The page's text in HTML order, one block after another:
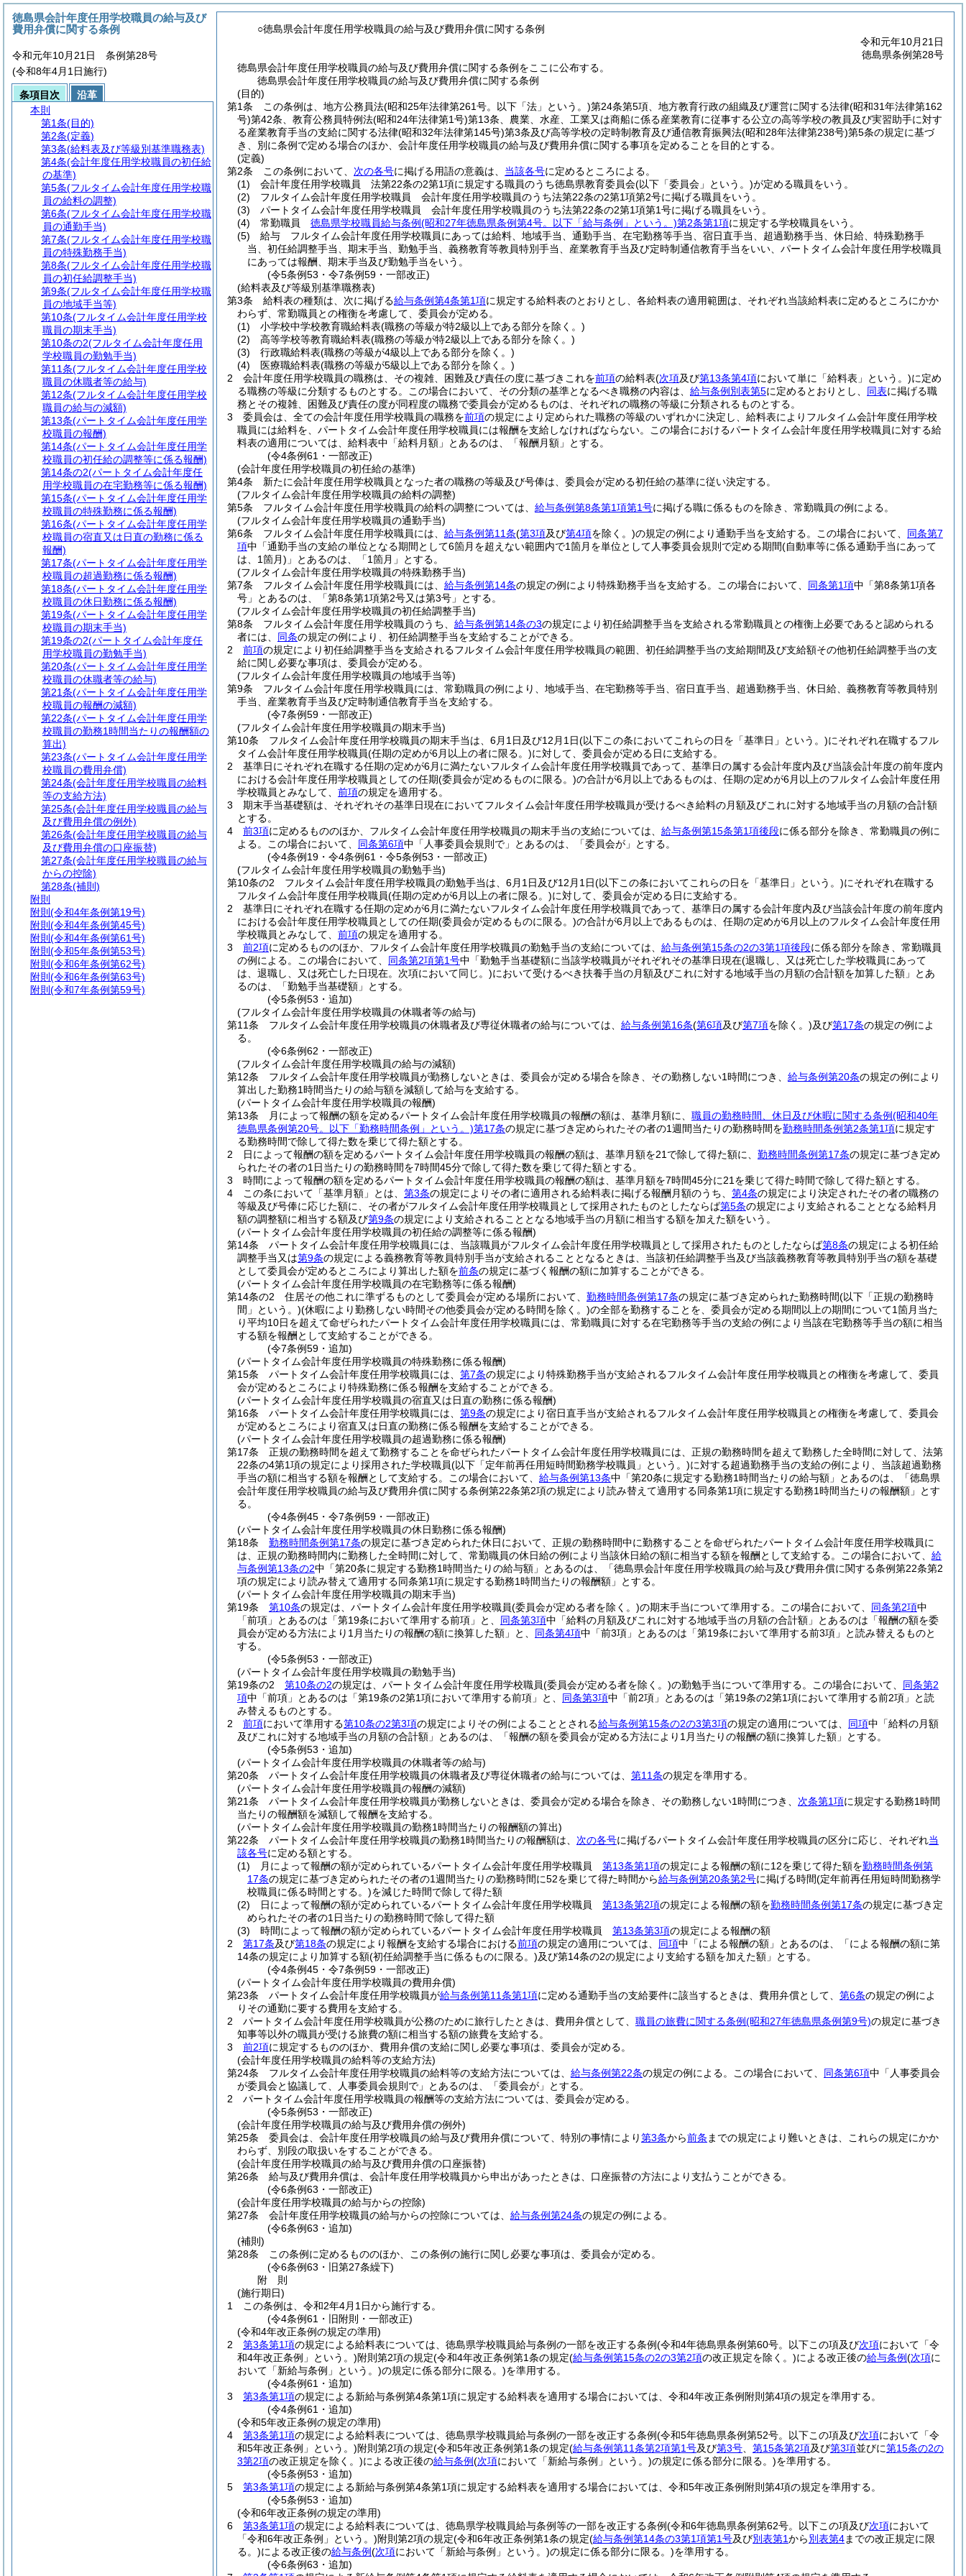
○徳島県会計年度任用学校職員の給与及び費用弁償に関する条例
令和元年10月21日
徳島県条例第28号
徳島県会計年度任用学校職員の給与及び費用弁償に関する条例をここに公布する。
徳島県会計年度任用学校職員の給与及び費用弁償に関する条例
(目的)
第1条
この条例は、地方公務員法(昭和25年法律第261号。以下「法」という。)第24条第5項、地方教育行政の組織及び運営に関する法律(昭和31年法律第162
号)第42条、教育公務員特例法(昭和24年法律第1号)第13条、農業、水産、工業又は商船に係る産業教育に従事する公立の高等学校の教員及び実習助手に対す
る産業教育手当の支給に関する法律(昭和32年法律第145号)第3条及び高等学校の定時制教育及び通信教育振興法(昭和28年法律第238号)第5条の規定に基づ
き、別に条例で定める場合のほか、会計年度任用学校職員の給与及び費用弁償に関する事項を定めることを目的とする。
(定義)
第2条
この条例において、 次の各号に掲げる用語の意義は、 当該各号に定めるところによる。
(1)
会計年度任用学校職員 法第22条の2第1項に規定する職員のうち徳島県教育委員会(以下「委員会」という。)が定める職員をいう。
(2)
フルタイム会計年度任用学校職員 会計年度任用学校職員のうち法第22条の2第1項第2号に掲げる職員をいう。
(3)
パートタイム会計年度任用学校職員 会計年度任用学校職員のうち法第22条の2第1項第1号に掲げる職員をいう。
(4)
常勤職員 徳島県学校職員給与条例(昭和27年徳島県条例第4号。以下「給与条例」という。)第2条第1項に規定する学校職員をいう。
(5)
給与 フルタイム会計年度任用学校職員にあっては給料、地域手当、通勤手当、在宅勤務等手当、宿日直手当、超過勤務手当、休日給、特殊勤務手
当、初任給調整手当、期末手当、勤勉手当、義務教育等教員特別手当、産業教育手当及び定時制通信教育手当をいい、パートタイム会計年度任用学校職員
にあっては報酬、期末手当及び勤勉手当をいう。
(令5条例53・令7条例59・一部改正)
(給料表及び等級別基準職務表)
第3条
給料表の種類は、次に掲げる給与条例第4条第1項に規定する給料表のとおりとし、各給料表の適用範囲は、それぞれ当該給料表に定めるところにかか
わらず、常勤職員との権衡を考慮して、委員会が定める。
(1)
小学校中学校教育職給料表(職務の等級が特2級以上である部分を除く。)
(2)
高等学校等教育職給料表(職務の等級が特2級以上である部分を除く。)
(3)
行政職給料表(職務の等級が4級以上である部分を除く。)
(4)
医療職給料表(職務の等級が5級以上である部分を除く。)
2
会計年度任用学校職員の職務は、その複雑、困難及び責任の度に基づきこれを前項の給料表(次項及び第13条第4項において単に「給料表」という。)に定め
る職務の等級に分類するものとする。
この場合において、その分類の基準となるべき職務の内容は、 給与条例別表第5に定めるとおりとし、 同表に掲げる職
務とその複雑、困難及び責任の度が同程度の職務で委員会が定めるものは、それぞれの職務の等級に分類されるものとする。
3
委員会は、全ての会計年度任用学校職員の職務を前項の規定により定められた職務の等級のいずれかに決定し、給料表によりフルタイム会計年度任用学校
職員には給料を、パートタイム会計年度任用学校職員には報酬を支給しなければならない。
この場合におけるパートタイム会計年度任用学校職員に対する給
料表の適用については、給料表中「給料月額」とあるのは、「報酬月額」とする。
(令4条例61・一部改正)
(会計年度任用学校職員の初任給の基準)
第4条
新たに会計年度任用学校職員となった者の職務の等級及び号俸は、委員会が定める初任給の基準に従い決定する。
(フルタイム会計年度任用学校職員の給料の調整)
第5条
フルタイム会計年度任用学校職員の給料の調整については、 給与条例第8条第1項第1号に掲げる職に係るものを除き、常勤職員の例による。
(フルタイム会計年度任用学校職員の通勤手当)
第6条
フルタイム会計年度任用学校職員には、 給与条例第11条(第3項及び第4項を除く。)の規定の例により通勤手当を支給する。 この場合において、 同条第7
項中「通勤手当の支給の単位となる期間として6箇月を超えない範囲内で1箇月を単位として人事委員会規則で定める期間(自動車等に係る通勤手当にあって
は、1箇月) 」とあるのは、「1箇月」とする。
(フルタイム会計年度任用学校職員の特殊勤務手当)
第7条
フルタイム会計年度任用学校職員には、 給与条例第14条の規定の例により特殊勤務手当を支給する。 この場合において、 同条第1項中「第8条第1項各
号」とあるのは、「第8条第1項第2号又は第3号」とする。
(フルタイム会計年度任用学校職員の初任給調整手当)
第8条
フルタイム会計年度任用学校職員のうち、 給与条例第14条の3の規定により初任給調整手当を支給される常勤職員との権衡上必要であると認められる
者には、 同条の規定の例により、初任給調整手当を支給することができる。
2
前項の規定により初任給調整手当を支給されるフルタイム会計年度任用学校職員の範囲、初任給調整手当の支給期間及び支給額その他初任給調整手当の支
給に関し必要な事項は、委員会が定める。
(フルタイム会計年度任用学校職員の地域手当等)
第9条
フルタイム会計年度任用学校職員には、常勤職員の例により、地域手当、在宅勤務等手当、宿日直手当、超過勤務手当、休日給、義務教育等教員特別
手当、産業教育手当及び定時制通信教育手当を支給する。
(令7条例59・一部改正)
(フルタイム会計年度任用学校職員の期末手当)
第10条
フルタイム会計年度任用学校職員の期末手当は、6月1日及び12月1日(以下この条においてこれらの日を「基準日」という。)にそれぞれ在職するフル
タイム会計年度任用学校職員(任期の定めが6月以上の者に限る。)に対して、委員会が定める日に支給する。
2
基準日にそれぞれ在職する任期の定めが6月に満たないフルタイム会計年度任用学校職員であって、基準日の属する会計年度内及び当該会計年度の前年度内
における会計年度任用学校職員としての任期(委員会が定めるものに限る。)の合計が6月以上であるものは、任期の定めが6月以上のフルタイム会計年度任用
学校職員とみなして、 前項の規定を適用する。
3
期末手当基礎額は、それぞれその基準日現在においてフルタイム会計年度任用学校職員が受けるべき給料の月額及びこれに対する地域手当の月額の合計額
とする。
4
前3項に定めるもののほか、フルタイム会計年度任用学校職員の期末手当の支給については、 給与条例第15条第1項後段に係る部分を除き、常勤職員の例に
よる。
この場合において、 同条第6項中「人事委員会規則で」とあるのは、「委員会が」とする。
(令4条例19・令4条例61・令5条例53・一部改正)
(フルタイム会計年度任用学校職員の勤勉手当)
第10条の2
フルタイム会計年度任用学校職員の勤勉手当は、6月1日及び12月1日(以下この条においてこれらの日を「基準日」という。)にそれぞれ在職する
フルタイム会計年度任用学校職員(任期の定めが6月以上の者に限る。)に対して、委員会が定める日に支給する。
2
基準日にそれぞれ在職する任期の定めが6月に満たないフルタイム会計年度任用学校職員であって、基準日の属する会計年度内及び当該会計年度の前年度内
における会計年度任用学校職員としての任期(委員会が定めるものに限る。)の合計が6月以上であるものは、任期の定めが6月以上のフルタイム会計年度任用
学校職員とみなして、 前項の規定を適用する。
3
前2項に定めるもののほか、フルタイム会計年度任用学校職員の勤勉手当の支給については、 給与条例第15条の2の3第1項後段に係る部分を除き、常勤職員
の例による。
この場合において、 同条第2項第1号中「勤勉手当基礎額に当該学校職員がそれぞれその基準日現在(退職し、又は死亡した学校職員にあって
は、退職し、又は死亡した日現在。次項において同じ。)において受けるべき扶養手当の月額及びこれに対する地域手当の月額の合計額を加算した額」とあ
るのは、「勤勉手当基礎額」とする。
(令5条例53・追加)
(フルタイム会計年度任用学校職員の休職者等の給与)
第11条
フルタイム会計年度任用学校職員の休職者及び専従休職者の給与については、 給与条例第16条(第6項及び第7項を除く。)及び第17条の規定の例によ
る。
(令6条例62・一部改正)
(フルタイム会計年度任用学校職員の給与の減額)
第12条
フルタイム会計年度任用学校職員が勤務しないときは、委員会が定める場合を除き、その勤務しない1時間につき、 給与条例第20条の規定の例により
算出した勤務1時間当たりの給与額を減額して給与を支給する。
(パートタイム会計年度任用学校職員の報酬)
第13条
月によって報酬の額を定めるパートタイム会計年度任用学校職員の報酬の額は、基準月額に、 職員の勤務時間、休日及び休暇に関する条例(昭和40年
徳島県条例第20号。以下「勤務時間条例」という。)第17条の規定に基づき定められたその者の1週間当たりの勤務時間を勤務時間条例第2条第1項に規定す
る勤務時間で除して得た数を乗じて得た額とする。
2
日によって報酬の額を定めるパートタイム会計年度任用学校職員の報酬の額は、基準月額を21で除して得た額に、 勤務時間条例第17条の規定に基づき定め
られたその者の1日当たりの勤務時間を7時間45分で除して得た数を乗じて得た額とする。
3
時間によって報酬の額を定めるパートタイム会計年度任用学校職員の報酬の額は、基準月額を7時間45分に21を乗じて得た時間で除して得た額とする。
4
この条において「基準月額」とは、 第3条の規定によりその者に適用される給料表に掲げる報酬月額のうち、 第4条の規定により決定されたその者の職務の
等級及び号俸に応じた額に、その者がフルタイム会計年度任用学校職員として採用されたものとしたならば第5条の規定により支給されることとなる給料月
額の調整額に相当する額及び第9条の規定により支給されることとなる地域手当の月額に相当する額を加えた額をいう。
(パートタイム会計年度任用学校職員の初任給の調整等に係る報酬)
第14条
パートタイム会計年度任用学校職員には、当該職員がフルタイム会計年度任用学校職員として採用されたものとしたならば第8条の規定による初任給
調整手当又は第9条の規定による義務教育等教員特別手当が支給されることとなるときは、当該初任給調整手当及び当該義務教育等教員特別手当の額を基礎
として委員会が定めるところにより算出した額を前条の規定に基づく報酬の額に加算することができる。
(パートタイム会計年度任用学校職員の在宅勤務等に係る報酬)
第14条の2
住居その他これに準ずるものとして委員会が定める場所において、 勤務時間条例第17条の規定に基づき定められた勤務時間(以下「正規の勤務時
間」という。)(休暇により勤務しない時間その他委員会が定める時間を除く。)の全部を勤務することを、委員会が定める期間以上の期間について1箇月当た
り平均10日を超えて命ぜられたパートタイム会計年度任用学校職員には、常勤職員に対する在宅勤務等手当の支給の例により当該在宅勤務等手当の額に相当
する額を報酬として支給することができる。
(令7条例59・追加)
(パートタイム会計年度任用学校職員の特殊勤務に係る報酬)
第15条
パートタイム会計年度任用学校職員には、 第7条の規定により特殊勤務手当が支給されるフルタイム会計年度任用学校職員との権衡を考慮して、委員
会が定めるところにより特殊勤務に係る報酬を支給することができる。
(パートタイム会計年度任用学校職員の宿直又は日直の勤務に係る報酬)
第16条
パートタイム会計年度任用学校職員には、 第9条の規定により宿日直手当が支給されるフルタイム会計年度任用学校職員との権衡を考慮して、委員会
が定めるところにより宿直又は日直の勤務に係る報酬を支給することができる。
(パートタイム会計年度任用学校職員の超過勤務に係る報酬)
第17条
正規の勤務時間を超えて勤務することを命ぜられたパートタイム会計年度任用学校職員には、正規の勤務時間を超えて勤務した全時間に対して、法第
22条の4第1項の規定により採用された学校職員(以下「定年前再任用短時間勤務学校職員」という。)に対する超過勤務手当の支給の例により、当該超過勤務
手当の額に相当する額を報酬として支給する。
この場合において、 給与条例第13条中「第20条に規定する勤務1時間当たりの給与額」とあるのは、「徳島県
会計年度任用学校職員の給与及び費用弁償に関する条例第22条第2項の規定により読み替えて適用する同条第1項に規定する勤務1時間当たりの報酬額」とす
る。
(令4条例45・令7条例59・一部改正)
(パートタイム会計年度任用学校職員の休日勤務に係る報酬)
第18条
勤務時間条例第17条の規定に基づき定められた休日において、正規の勤務時間中に勤務することを命ぜられたパートタイム会計年度任用学校職員に
は、正規の勤務時間内に勤務した全時間に対して、常勤職員の休日給の例により当該休日給の額に相当する額を報酬として支給する。
この場合において、 給
与条例第13条の2中「第20条に規定する勤務1時間当たりの給与額」とあるのは、「徳島県会計年度任用学校職員の給与及び費用弁償に関する条例第22条第2
項の規定により読み替えて適用する同条第1項に規定する勤務1時間当たりの報酬額」とする。
(パートタイム会計年度任用学校職員の期末手当)
第19条
第10条の規定は、パートタイム会計年度任用学校職員(委員会が定める者を除く。)の期末手当について準用する。 この場合において、 同条第2項中
「前項」とあるのは「第19条において準用する前項」と、 同条第3項中「給料の月額及びこれに対する地域手当の月額の合計額」とあるのは「報酬の額を委
員会が定める方法により1月当たりの報酬の額に換算した額」と、 同条第4項中「前3項」とあるのは「第19条において準用する前3項」と読み替えるものと
する。
(令5条例53・一部改正)
(パートタイム会計年度任用学校職員の勤勉手当)
第19条の2
第10条の2の規定は、パートタイム会計年度任用学校職員(委員会が定める者を除く。)の勤勉手当について準用する。 この場合において、 同条第2
項中「前項」とあるのは「第19条の2第1項において準用する前項」と、 同条第3項中「前2項」とあるのは「第19条の2第1項において準用する前2項」と読
み替えるものとする。
2
前項において準用する第10条の2第3項の規定によりその例によることとされる給与条例第15条の2の3第3項の規定の適用については、 同項中「給料の月額
及びこれに対する地域手当の月額の合計額」とあるのは、「報酬の額を委員会が定める方法により1月当たりの報酬の額に換算した額」とする。
(令5条例53・追加)
(パートタイム会計年度任用学校職員の休職者等の給与)
第20条
パートタイム会計年度任用学校職員の休職者及び専従休職者の給与については、 第11条の規定を準用する。
(パートタイム会計年度任用学校職員の報酬の減額)
第21条
パートタイム会計年度任用学校職員が勤務しないときは、委員会が定める場合を除き、その勤務しない1時間につき、 次条第1項に規定する勤務1時間
当たりの報酬額を減額して報酬を支給する。
(パートタイム会計年度任用学校職員の勤務1時間当たりの報酬額の算出)
第22条
パートタイム会計年度任用学校職員の勤務1時間当たりの報酬額は、 次の各号に掲げるパートタイム会計年度任用学校職員の区分に応じ、それぞれ当
該各号に定める額とする。
(1)
月によって報酬の額が定められているパートタイム会計年度任用学校職員 第13条第1項の規定による報酬の額に12を乗じて得た額を勤務時間条例第
17条の規定に基づき定められたその者の1週間当たりの勤務時間に52を乗じて得た時間から給与条例第20条第2号に掲げる時間(定年前再任用短時間勤務学
校職員に係る時間とする。)を減じた時間で除して得た額
(2)
日によって報酬の額が定められているパートタイム会計年度任用学校職員 第13条第2項の規定による報酬の額を勤務時間条例第17条の規定に基づき定
められたその者の1日当たりの勤務時間で除して得た額
(3)
時間によって報酬の額が定められているパートタイム会計年度任用学校職員 第13条第3項の規定による報酬の額
2
第17条及び第18条の規定により報酬を支給する場合における前項の規定の適用については、 同項中「による報酬の額」とあるのは、「による報酬の額に第
14条の規定により加算する額(初任給調整手当に係るものに限る。)及び第14条の2の規定により支給する額を加えた額」とする。
(令4条例45・令7条例59・一部改正)
(パートタイム会計年度任用学校職員の費用弁償)
第23条
パートタイム会計年度任用学校職員が給与条例第11条第1項に定める通勤手当の支給要件に該当するときは、費用弁償として、 第6条の規定の例によ
りその通勤に要する費用を支給する。
2
パートタイム会計年度任用学校職員が公務のために旅行したときは、費用弁償として、 職員の旅費に関する条例(昭和27年徳島県条例第9号)の規定に基づき
知事等以外の職員が受ける旅費の額に相当する額の旅費を支給する。
3
前2項に規定するもののほか、費用弁償の支給に関し必要な事項は、委員会が定める。
(会計年度任用学校職員の給料等の支給方法)
第24条
フルタイム会計年度任用学校職員の給料等の支給方法については、 給与条例第22条の規定の例による。 この場合において、 同条第6項中「人事委員会
が委員会と協議して、人事委員会規則で」とあるのは、「委員会が」とする。
2
パートタイム会計年度任用学校職員の報酬等の支給方法については、委員会が定める。
(令5条例53・一部改正)
(会計年度任用学校職員の給与及び費用弁償の例外)
第25条
委員会は、会計年度任用学校職員の給与及び費用弁償について、特別の事情により第3条から前条 までの規定により難いときは、これらの規定にかか
わらず、別段の取扱いをすることができる。
(会計年度任用学校職員の給与及び費用弁償の口座振替)
第26条
給与及び費用弁償は、会計年度任用学校職員から申出があったときは、口座振替の方法により支払うことができる。
(令6条例63・一部改正)
(会計年度任用学校職員の給与からの控除)
第27条
会計年度任用学校職員の給与からの控除については、 給与条例第24条の規定の例による。
(令6条例63・追加)
(補則)
第28条
この条例に定めるもののほか、この条例の施行に関し必要な事項は、委員会が定める。
(令6条例63・旧第27条繰下)
附 則
(施行期日)
1
この条例は、令和2年4月1日から施行する。
(令4条例61・旧附則・一部改正)
(令和4年改正条例の規定の準用)
2
第3条第1項の規定による給料表については、徳島県学校職員給与条例の一部を改正する条例(令和4年徳島県条例第60号。以下この項及び次項において「令
和4年改正条例」という。)附則第2項の規定(令和4年改正条例第1条の規定(給与条例第15条の2の3第2項の改正規定を除く。)による改正後の給与条例(次項に
おいて「新給与条例」という。)の規定に係る部分に限る。)を準用する。
(令4条例61・追加)
3
第3条第1項の規定による新給与条例第4条第1項に規定する給料表を適用する場合においては、令和4年改正条例附則第4項の規定を準用する。
(令4条例61・追加)
(令和5年改正条例の規定の準用)
4
第3条第1項の規定による給料表については、徳島県学校職員給与条例の一部を改正する条例(令和5年徳島県条例第52号。以下この項及び次項において「令
和5年改正条例」という。)附則第2項の規定(令和5年改正条例第1条の規定(給与条例第11条第2項第1号及び第3号 第15条第2項及び第3項並びに第15条の2の
3第2項の改正規定を除く。)による改正後の給与条例(次項において「新給与条例」という。)の規定に係る部分に限る。)を準用する。
(令5条例53・追加)
5
第3条第1項の規定による新給与条例第4条第1項に規定する給料表を適用する場合においては、令和5年改正条例附則第4項の規定を準用する。
(令5条例53・追加)
(令和6年改正条例の規定の準用)
6
第3条第1項の規定による給料表については、徳島県学校職員給与条例等の一部を改正する条例(令和6年徳島県条例第62号。以下この項及び次項において
「令和6年改正条例」という。)附則第2項の規定(令和6年改正条例第1条の規定(給与条例第14条の3第1項第1号及び別表第1から別表第4までの改正規定に限
る。)による改正後の給与条例(次項において「新給与条例」という。)の規定に係る部分に限る。)を準用する。
(令6条例63・追加)
徳島県会計年度任用学校職員の給与及び
費用弁償に関する条例
令和元年10月21日 条例第28号
(令和8年4月1日施行)
条項目次
沿革
本則
第1条(目的)
第2条(定義)
第3条(給料表及び等級別基準職務表)
第4条(会計年度任用学校職員の初任給
の基準)
第5条(フルタイム会計年度任用学校職
員の給料の調整)
第6条(フルタイム会計年度任用学校職
員の通勤手当)
第7条(フルタイム会計年度任用学校職
員の特殊勤務手当)
第8条(フルタイム会計年度任用学校職
員の初任給調整手当)
第9条(フルタイム会計年度任用学校職
員の地域手当等)
第10条(フルタイム会計年度任用学校
職員の期末手当)
第10条の2(フルタイム会計年度任用
学校職員の勤勉手当)
第11条(フルタイム会計年度任用学校
職員の休職者等の給与)
第12条(フルタイム会計年度任用学校
職員の給与の減額)
第13条(パートタイム会計年度任用学
校職員の報酬)
第14条(パートタイム会計年度任用学
校職員の初任給の調整等に係る報酬)
第14条の2(パートタイム会計年度任
用学校職員の在宅勤務等に係る報酬)
第15条(パートタイム会計年度任用学
校職員の特殊勤務に係る報酬)
第16条(パートタイム会計年度任用学
校職員の宿直又は日直の勤務に係る
報酬)
第17条(パートタイム会計年度任用学
校職員の超過勤務に係る報酬)
第18条(パートタイム会計年度任用学
校職員の休日勤務に係る報酬)
第19条(パートタイム会計年度任用学
校職員の期末手当)
第19条の2(パートタイム会計年度任
用学校職員の勤勉手当)
第20条(パートタイム会計年度任用学
校職員の休職者等の給与)
第21条(パートタイム会計年度任用学
校職員の報酬の減額)
第22条(パートタイム会計年度任用学
校職員の勤務1時間当たりの報酬額の
算出)
第23条(パートタイム会計年度任用学
校職員の費用弁償)
第24条(会計年度任用学校職員の給料
等の支給方法)
第25条(会計年度任用学校職員の給与
及び費用弁償の例外)
第26条(会計年度任用学校職員の給与
及び費用弁償の口座振替)
第27条(会計年度任用学校職員の給与
からの控除)
第28条(補則)
附則
附則 (令和4年条例第19号)
附則 (令和4年条例第45号)
附則 (令和4年条例第61号)
附則 (令和5年条例第53号)
附則 (令和6年条例第62号)
附則 (令和6年条例第63号)
附則 (令和7年条例第59号)